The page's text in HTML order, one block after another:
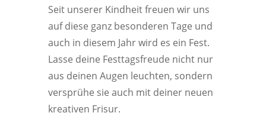
Seit unserer Kindheit freuen wir uns
auf diese ganz besonderen Tage und
auch in diesem Jahr wird es ein Fest.
Lasse deine Festtagsfreude nicht nur
aus deinen Augen leuchten, sondern
versprühe sie auch mit deiner neuen
kreativen Frisur.